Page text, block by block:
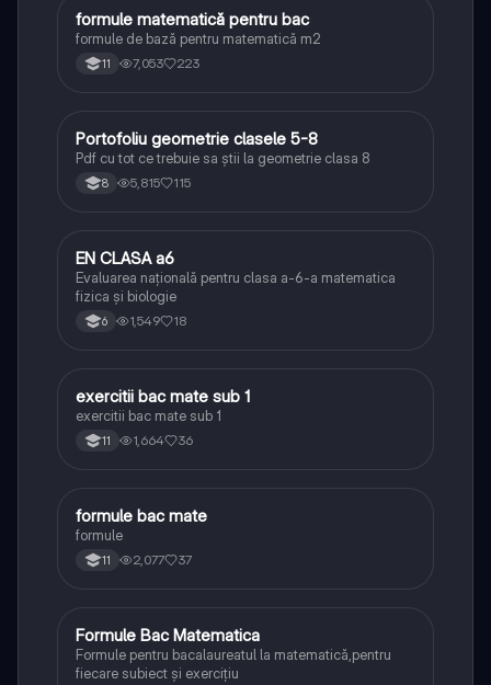
Matematică
formule matematică pentru bac
formule de bază pentru matematică m2
11 7,053 223
Matematică
Portofoliu geometrie clasele 5-8
Pdf cu tot ce trebuie sa știi la geometrie clasa 8
8 5,815 115
Matematică
EN CLASA a6
Evaluarea națională pentru clasa a-6-a matematica
fizica și biologie
6 1,549 18
Matematică
exercitii bac mate sub 1
exercitii bac mate sub 1
11 1,664 36
Matematică
formule bac mate
formule
11 2,077 37
Matematică
Formule Bac Matematica
Formule pentru bacalaureatul la matematică,pentru
fiecare subiect și exercițiu